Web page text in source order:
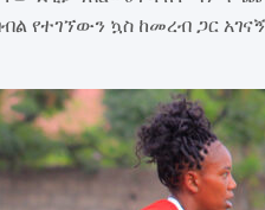
የተገኘውን ኳስ ከመረብ ጋር